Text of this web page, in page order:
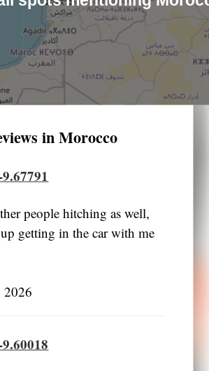
in Morocco
people hitching as well,
getting in the car with me